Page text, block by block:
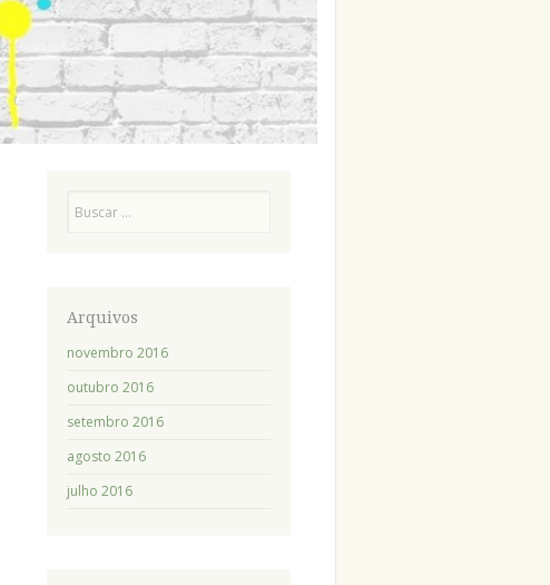
Arquivos
novembro 2016
outubro 2016
setembro 2016
agosto 2016
julho 2016